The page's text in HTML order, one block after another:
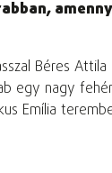
Béres
egy nagy
Emília